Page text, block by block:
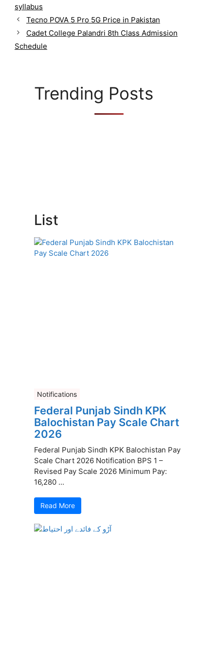
g
o
r
i
e
s
syllabus
Tecno POVA 5 Pro 5G Price in Pakistan
Cadet College Palandri 8th Class Admission
Schedule
Trending Posts
List
Notifications
Federal Punjab Sindh KPK
Balochistan Pay Scale Chart
2026
Federal Punjab Sindh KPK Balochistan Pay
Scale Chart 2026 Notification BPS 1 –
Revised Pay Scale 2026 Minimum Pay:
16,280 ...
Read More